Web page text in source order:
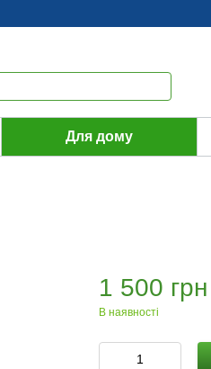
Для дому
1 500 грн
В наявності